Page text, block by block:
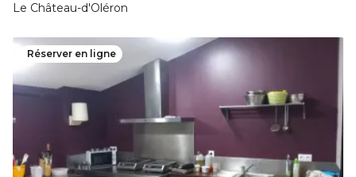
Le Château-d'Oléron
Réserver en ligne